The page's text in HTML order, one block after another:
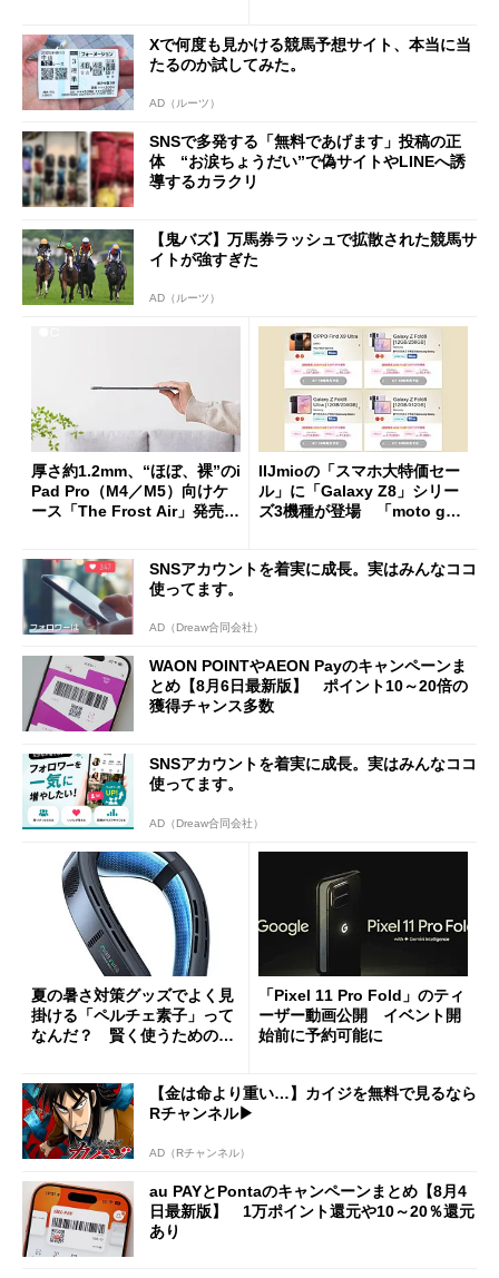
Xで何度も見かける競馬予想サイト、本当に当
たるのか試してみた。
AD（ルーツ）
SNSで多発する「無料であげます」投稿の正
体 “お涙ちょうだい”で偽サイトやLINEへ誘
導するカラクリ
【鬼バズ】万馬券ラッシュで拡散された競馬サ
イトが強すぎた
AD（ルーツ）
厚さ約1.2mm、“ほぼ、裸”のi
Pad Pro（M4／M5）向けケ
ース「The Frost Air」発売
IIJmioの「スマホ大特価セー
ル」に「Galaxy Z8」シリー
ズ3機種が登場 「moto g37
SNSアカウントを着実に成長。実はみんなココ
使ってます。
AD（Dreaw合同会社）
WAON POINTやAEON Payのキャンペーンま
とめ【8月6日最新版】 ポイント10～20倍の
獲得チャンス多数
SNSアカウントを着実に成長。実はみんなココ
使ってます。
AD（Dreaw合同会社）
夏の暑さ対策グッズでよく見
掛ける「ペルチェ素子」って
なんだ？ 賢く使うための注
「Pixel 11 Pro Fold」のティ
ーザー動画公開 イベント開
始前に予約可能に
【金は命より重い…】カイジを無料で見るなら
Rチャンネル▶︎
AD（Rチャンネル）
au PAYとPontaのキャンペーンまとめ【8月4
日最新版】 1万ポイント還元や10～20％還元
あり